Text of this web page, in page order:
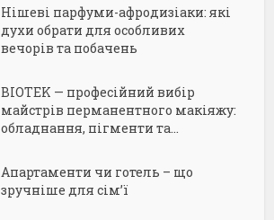
Нішеві парфуми-афродизіаки: які
духи обрати для особливих
вечорів та побачень
BIOTEK — професійний вибір
майстрів перманентного макіяжу:
обладнання, пігменти та...
Апартаменти чи готель – що
зручніше для сім’ї